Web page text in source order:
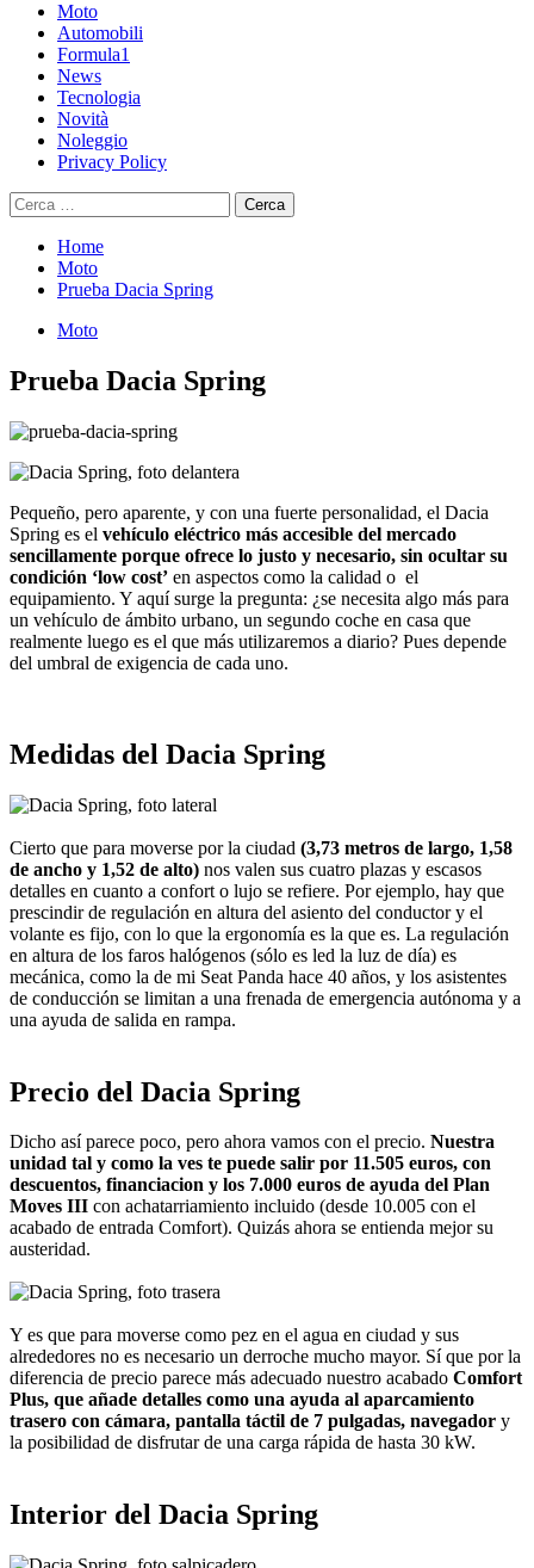
Moto
Automobili
Formula1
News
Tecnologia
Novità
Noleggio
Privacy Policy
Ricerca
per:
Home
Moto
Prueba Dacia Spring
Moto
Prueba Dacia Spring
Pequeño, pero aparente, y con una fuerte personalidad, el Dacia
Spring es el vehículo eléctrico más accesible del mercado
sencillamente porque ofrece lo justo y necesario, sin ocultar su
condición ‘low cost’ en aspectos como la calidad o el
equipamiento. Y aquí surge la pregunta: ¿se necesita algo más para
un vehículo de ámbito urbano, un segundo coche en casa que
realmente luego es el que más utilizaremos a diario? Pues depende
del umbral de exigencia de cada uno.
Medidas del Dacia Spring
Cierto que para moverse por la ciudad (3,73 metros de largo, 1,58
de ancho y 1,52 de alto) nos valen sus cuatro plazas y escasos
detalles en cuanto a confort o lujo se refiere. Por ejemplo, hay que
prescindir de regulación en altura del asiento del conductor y el
volante es fijo, con lo que la ergonomía es la que es. La regulación
en altura de los faros halógenos (sólo es led la luz de día) es
mecánica, como la de mi Seat Panda hace 40 años, y los asistentes
de conducción se limitan a una frenada de emergencia autónoma y a
una ayuda de salida en rampa.
Precio del Dacia Spring
Dicho así parece poco, pero ahora vamos con el precio. Nuestra
unidad tal y como la ves te puede salir por 11.505 euros, con
descuentos, financiacion y los 7.000 euros de ayuda del Plan
Moves III con achatarriamiento incluido (desde 10.005 con el
acabado de entrada Comfort). Quizás ahora se entienda mejor su
austeridad.
Y es que para moverse como pez en el agua en ciudad y sus
alrededores no es necesario un derroche mucho mayor. Sí que por la
diferencia de precio parece más adecuado nuestro acabado Comfort
Plus, que añade detalles como una ayuda al aparcamiento
trasero con cámara, pantalla táctil de 7 pulgadas, navegador y
la posibilidad de disfrutar de una carga rápida de hasta 30 kW.
Interior del Dacia Spring